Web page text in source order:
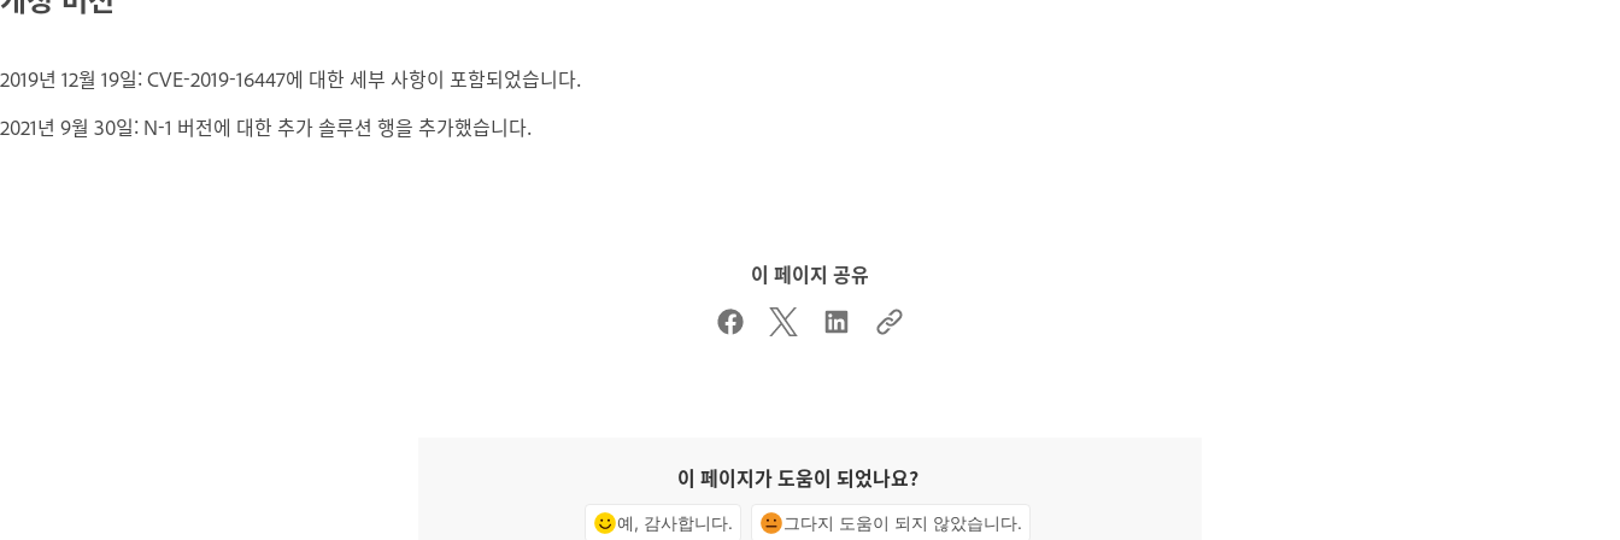
2019년 12월 19일: CVE-2019-16447에 대한 세부 사항이 포함되었습니다.
2021년 9월 30일: N-1 버전에 대한 추가 솔루션 행을 추가했습니다.
이 페이지 공유
이 페이지가 도움이 되었나요?
예, 감사합니다. 그다지 도움이 되지 않았습니다.